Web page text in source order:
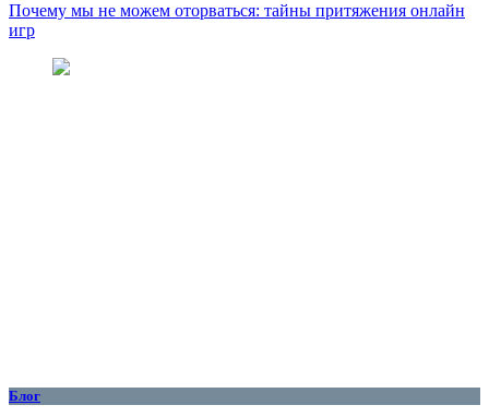
Почему мы не можем оторваться: тайны притяжения онлайн
игр
Блог